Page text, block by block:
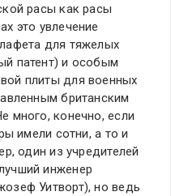
расы как расы
это увлечение
для тяжелых
патент) и особым
плиты для военных
британским
много, конечно, если
имели сотни, а то и
один из учредителей
инженер
Уитворт), но ведь